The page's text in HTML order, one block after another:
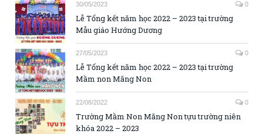
30/05/2023 0
Lễ Tổng kết năm học 2022 – 2023 tại trường
Mẫu giáo Hướng Dương
27/05/2023 0
Lễ Tổng kết năm học 2022 – 2023 tại trường
Mầm non Măng Non
22/08/2022 0
Trường Mầm Non Măng Non tựu trường niên
khóa 2022 – 2023